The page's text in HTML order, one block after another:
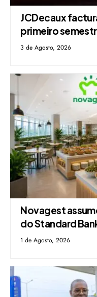
JCDecaux
primeiro
3 de Agosto, 2026
Novagest
do Standard
1 de Agosto, 2026